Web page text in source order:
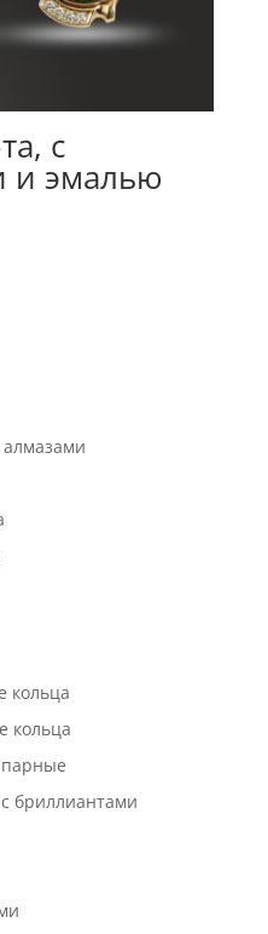
с
и эмалью
кольца
кольца
бриллиантами